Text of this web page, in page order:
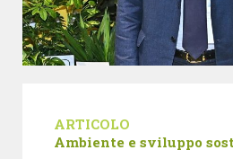
ARTICOLO
Ambiente e sviluppo